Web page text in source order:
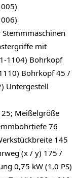
mit
1104) Bohrkopf
Bohrkopf 45 /
Untergestell
Meißelgröße
76
145
(x / y) 175 /
0,75 kW (1,0 PS)